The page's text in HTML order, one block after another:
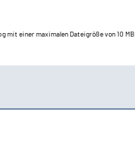
mit einer maximalen Dateigröße von 10 MB.